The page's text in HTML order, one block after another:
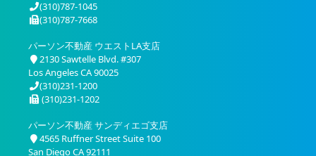
(310)787-1045
(310)787-7668
パーソン不動産 ウエストLA支店
2130 Sawtelle Blvd. #307
Los Angeles CA 90025
(310)231-1200
(310)231-1202
パーソン不動産 サンディエゴ支店
4565 Ruffner Street Suite 100
San Diego CA 92111